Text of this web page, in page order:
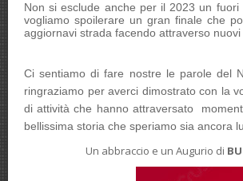
Non si esclude anche per il 2023 un
vogliamo spoilerare un gran finale che
aggiornavi strada facendo attraverso
Ci sentiamo di fare nostre le parole del
ringraziamo per averci dimostrato con la
di attività che hanno attraversato
bellissima storia che speriamo sia ancora
Un abbraccio e un Augurio di